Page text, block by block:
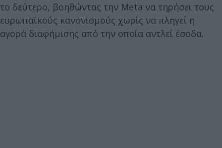
το δεύτερο, βοηθώντας την Meta να τηρήσει τους
ευρωπαϊκούς κανονισμούς χωρίς να πληγεί η
αγορά διαφήμισης από την οποία αντλεί έσοδα.